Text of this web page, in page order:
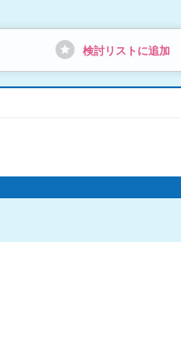
検討リストに追加